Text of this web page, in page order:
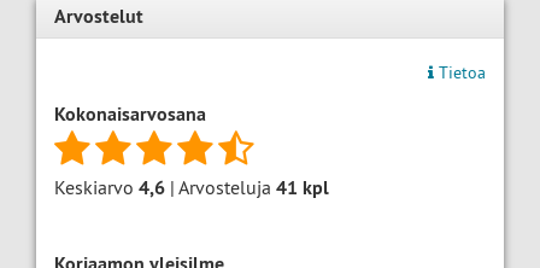
Arvostelut
Tietoa
Kokonaisarvosana
Keskiarvo 4,6 | Arvosteluja 41 kpl